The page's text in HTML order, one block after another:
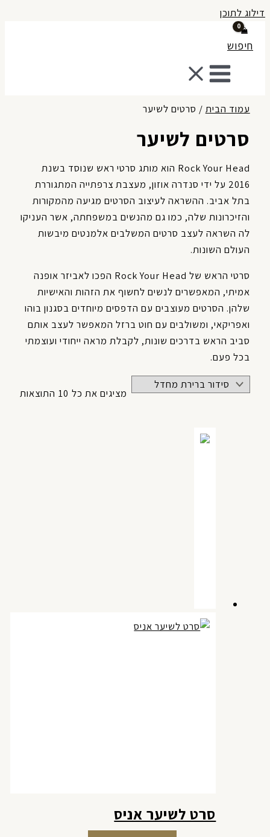
לתוכן
חיפוש
עמוד הבית/ סרטים לשיער
סרטים לשיער
Rock Your Head הוא מותג סרטי ראש שנוסד בשנת
2016 על ידי סנדרה אוזון, מעצבת צרפתייה המתגוררת
בתל אביב. ההשראה לעיצוב הסרטים מגיעה מהמקורות
והזיכרונות שלה, כמו גם מהנשים במשפחתה, אשר העניקו
לה השראה לעצב סרטים המשלבים אלמנטים מיבשות
העולם השונות.
סרטי הראש של Rock Your Head הפכו לאביזר אופנה
אמיתי, המאפשרים לנשים לחשוף את הזהות והאישיות
שלהן. הסרטים מעוצבים עם הדפסים מיוחדים בסגנון בוהו
ואפריקאי, ומשולבים עם חוט ברזל המאפשר לעצב אותם
סביב הראש בדרכים שונות, לקבלת מראה ייחודי ועוצמתי
בכל פעם.
מציגים את כל ⁦10⁩ התוצאות
סרט לשיער אניס